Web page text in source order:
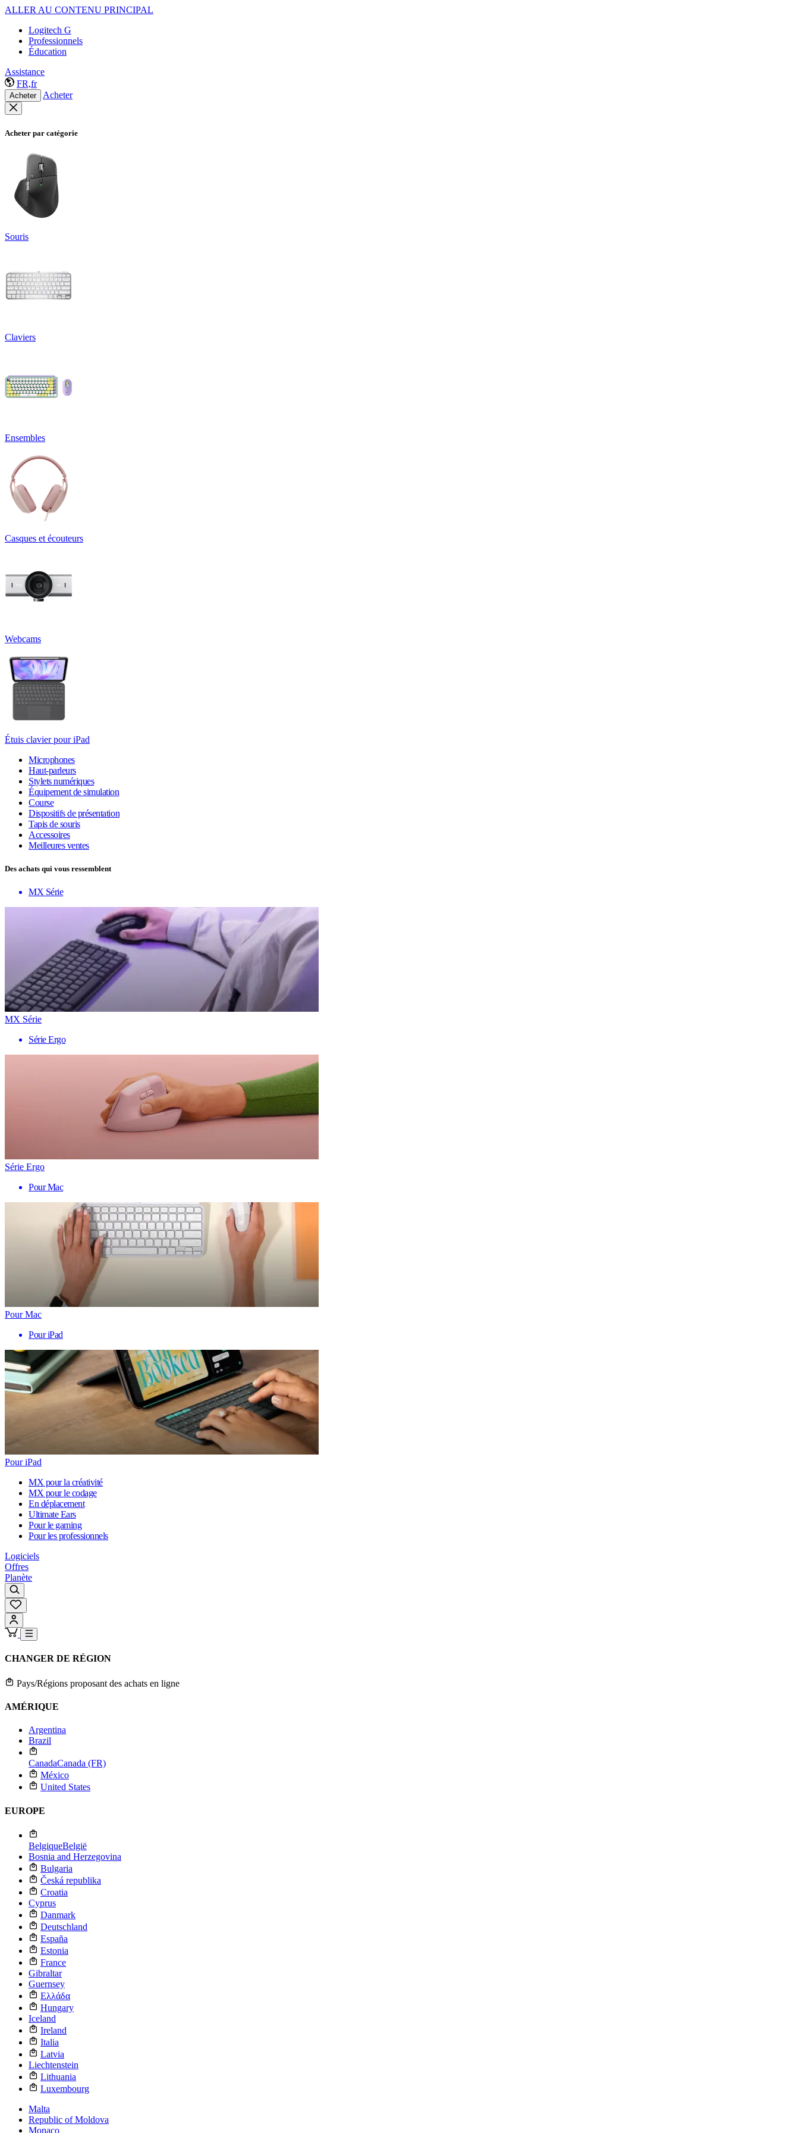
ALLER AU CONTENU PRINCIPAL
Logitech G
Professionnels
Éducation
Assistance
FR,fr
Acheter Acheter
Acheter par catégorie
Souris
Claviers
Ensembles
Casques et écouteurs
Webcams
Étuis clavier pour iPad
Microphones
Haut-parleurs
Stylets numériques
Équipement de simulation
Course
Dispositifs de présentation
Tapis de souris
Accessoires
Meilleures ventes
Des achats qui vous ressemblent
MX Série
MX Série
Série Ergo
Série Ergo
Pour Mac
Pour Mac
Pour iPad
Pour iPad
MX pour la créativité
MX pour le codage
En déplacement
Ultimate Ears
Pour le gaming
Pour les professionnels
Logiciels
Offres
Planète
CHANGER DE RÉGION
Pays/Régions proposant des achats en ligne
AMÉRIQUE
Argentina
Brazil
CanadaCanada (FR)
México
United States
EUROPE
BelgiqueBelgië
Bosnia and Herzegovina
Bulgaria
Česká republika
Croatia
Cyprus
Danmark
Deutschland
España
Estonia
France
Gibraltar
Guernsey
Ελλάδα
Hungary
Iceland
Ireland
Italia
Latvia
Liechtenstein
Lithuania
Luxembourg
Malta
Republic of Moldova
Monaco